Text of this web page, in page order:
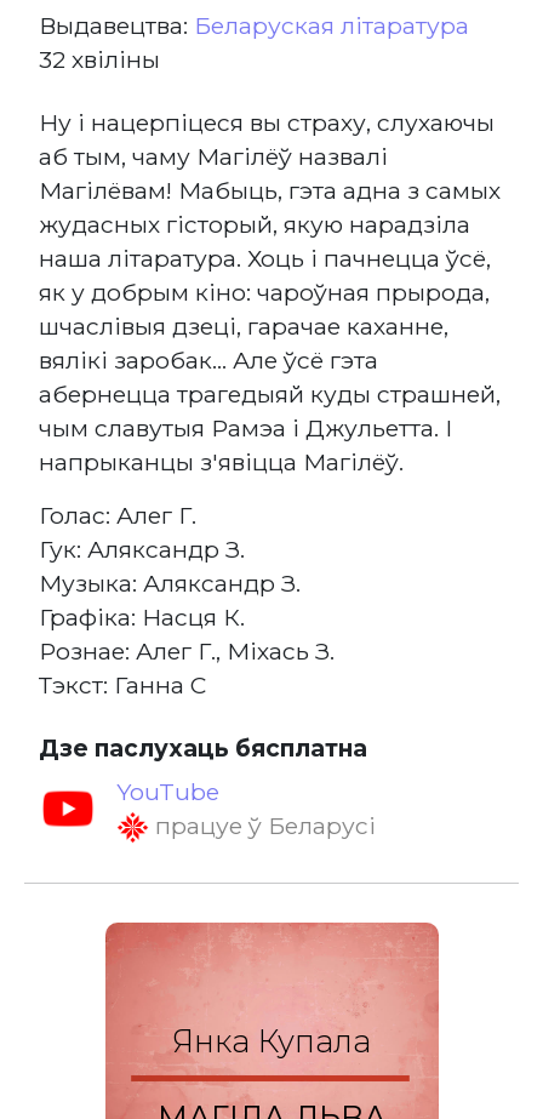
Выдавецтва: Беларуская літаратура
32 хвіліны
Ну і нацерпіцеся вы страху, слухаючы
аб тым, чаму Магілёў назвалі
Магілёвам! Мабыць, гэта адна з самых
жудасных гісторый, якую нарадзіла
наша літаратура. Хоць і пачнецца ўсё,
як у добрым кіно: чароўная прырода,
шчаслівыя дзеці, гарачае каханне,
вялікі заробак... Але ўсё гэта
абернецца трагедыяй куды страшней,
чым славутыя Рамэа і Джульетта. І
напрыканцы з'явіцца Магілёў.
Голас: Алег Г.
Гук: Аляксандр З.
Музыка: Аляксандр З.
Графіка: Насця К.
Рознае: Алег Г., Міхась З.
Тэкст: Ганна С
Дзе паслухаць бясплатна
YouTube
працуе ў Беларусі
Янка Купала